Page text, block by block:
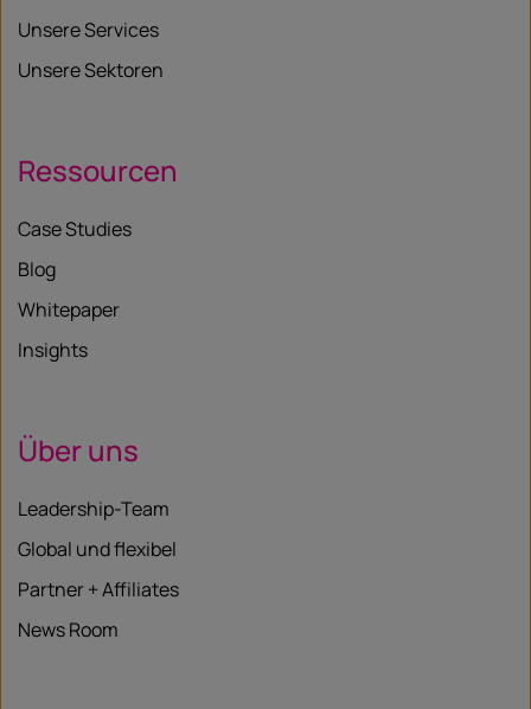
Unsere Services
Unsere Sektoren
Ressourcen
Case Studies
Blog
Whitepaper
Insights
Über uns
Leadership-Team
Global und flexibel
Partner + Affiliates
News Room